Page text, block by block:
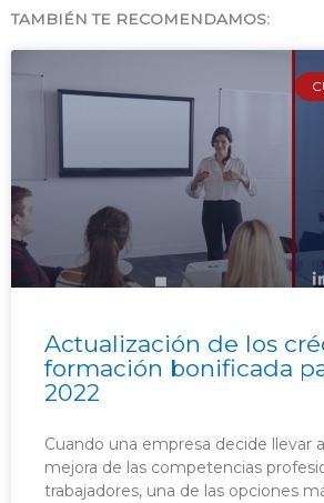
TAMBIÉN TE RECOMENDAMOS:
Actualización de los
formación bonificada
2022
Cuando una empresa decide llevar
mejora de las competencias
trabajadores, una de las opciones